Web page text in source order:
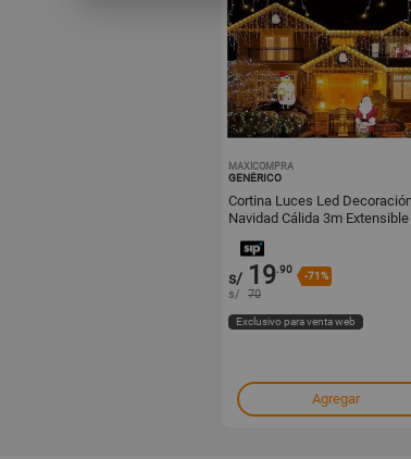
MAXICOMPRA
GENÉRICO
Cortina Luces Led
Navidad Cálida 3m Extensible
s/ 19.90
-71%
s/ 70
Exclusivo para venta web
Agregar